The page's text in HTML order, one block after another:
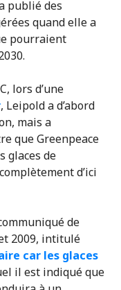
publié des
quand elle a
pourraient
lors d’une
, Leipold a d’abord
mais a
que Greenpeace
glaces de
d’ici
de
2009, intitulé
car les glaces
il est indiqué que